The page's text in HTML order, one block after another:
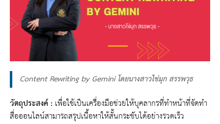
Content Rewriting by Gemini โดยนางสาวไข่มุก สรรพวุธ
วัตถุประสงค์ : เพื่อใช้เป็นเครื่องมือช่วยให้บุคลากรที่ทำหน้าที่จัดทำ
สื่อออนไลน์สามารถสรุปเนื้อหาให้สั้นกระชับได้อย่างรวดเร็ว